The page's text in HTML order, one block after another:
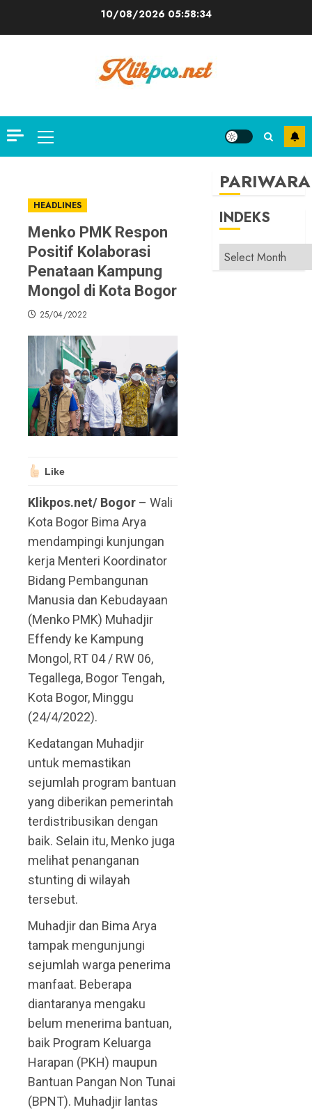
10/08/2026 05:58:34
Primary
Menu
HEADLINES
Menko PMK Respon
Positif Kolaborasi
Penataan Kampung
Mongol di Kota Bogor
25/04/2022
Like
Klikpos.net/ Bogor – Wali
Kota Bogor Bima Arya
mendampingi kunjungan
kerja Menteri Koordinator
Bidang Pembangunan
Manusia dan Kebudayaan
(Menko PMK) Muhadjir
Effendy ke Kampung
Mongol, RT 04 / RW 06,
Tegallega, Bogor Tengah,
Kota Bogor, Minggu
(24/4/2022).
Kedatangan Muhadjir
untuk memastikan
sejumlah program bantuan
yang diberikan pemerintah
terdistribusikan dengan
baik. Selain itu, Menko juga
melihat penanganan
stunting di wilayah
tersebut.
Muhadjir dan Bima Arya
tampak mengunjungi
sejumlah warga penerima
manfaat. Beberapa
diantaranya mengaku
belum menerima bantuan,
baik Program Keluarga
Harapan (PKH) maupun
Bantuan Pangan Non Tunai
(BPNT). Muhadjir lantas
PARIWARA
INDEKS
INDEKS